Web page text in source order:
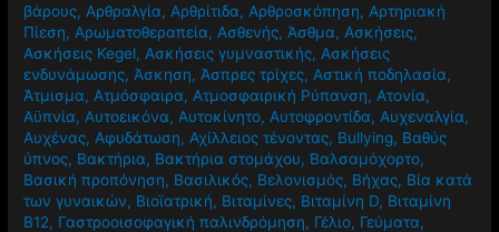
βάρους, Αρθραλγία, Αρθρίτιδα, Αρθροσκόπηση, Αρτηριακή
Πίεση, Αρωματοθεραπεία, Ασθενής, Άσθμα, Ασκήσεις,
Ασκήσεις Kegel, Ασκήσεις γυμναστικής, Ασκήσεις
ενδυνάμωσης, Άσκηση, Άσπρες τρίχες, Αστική ποδηλασία,
Άτμισμα, Ατμόσφαιρα, Ατμοσφαιρική Ρύπανση, Ατονία,
Αϋπνία, Αυτοεικόνα, Αυτοκίνητο, Αυτοφροντίδα, Αυχεναλγία,
Αυχένας, Αφυδάτωση, Αχίλλειος τένοντας, Βullying, Βαθύς
ύπνος, Βακτήρια, Βακτήρια στομάχου, Βαλσαμόχορτο,
Βασική προπόνηση, Βασιλικός, Βελονισμός, Βήχας, Βία κατά
των γυναικών, Βιοϊατρική, Βιταμίνες, Βιταμίνη D, Βιταμίνη
Β12, Γαστροοισοφαγική παλινδρόμηση, Γέλιο, Γεύματα,